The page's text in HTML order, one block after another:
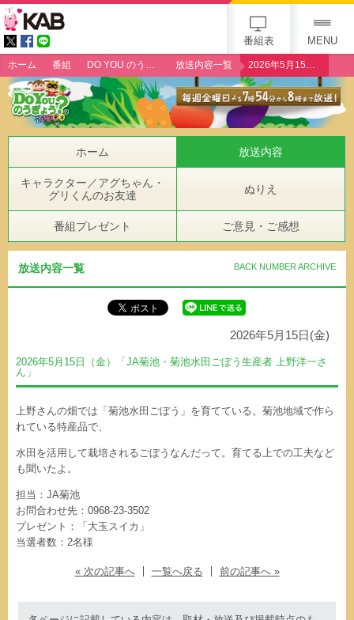
番組表 MENU
ホーム 番組 DO YOU のうぎょう？クエスチョン 放送内容一覧 2026年5月15日（金）「JA菊池・菊池水田ごぼう生産者 上野洋一さん」
ホーム 放送内容
キャラクター／アグちゃん・
グリくんのお友達
ぬりえ
番組プレゼント ご意見・ご感想
放送内容一覧 BACK NUMBER ARCHIVE
2026年5月15日(金)
2026年5月15日（金）「JA菊池・菊池水田ごぼう生産者 上野洋一さ
ん」
上野さんの畑では「菊池水田ごぼう」を育てている。菊池地域で作ら
れている特産品で、
水田を活用して栽培されるごぼうなんだって。育てる上での工夫など
も聞いたよ。
担当：JA菊池
お問合わせ先：0968-23-3502
プレゼント：「大玉スイカ」
当選者数：2名様
« 次の記事へ 一覧へ戻る 前の記事へ »